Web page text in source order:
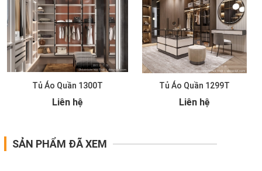
Tủ Áo Quần 1300T
Liên hệ
Tủ Áo Quần 1299T
Liên hệ
SẢN PHẨM ĐÃ XEM